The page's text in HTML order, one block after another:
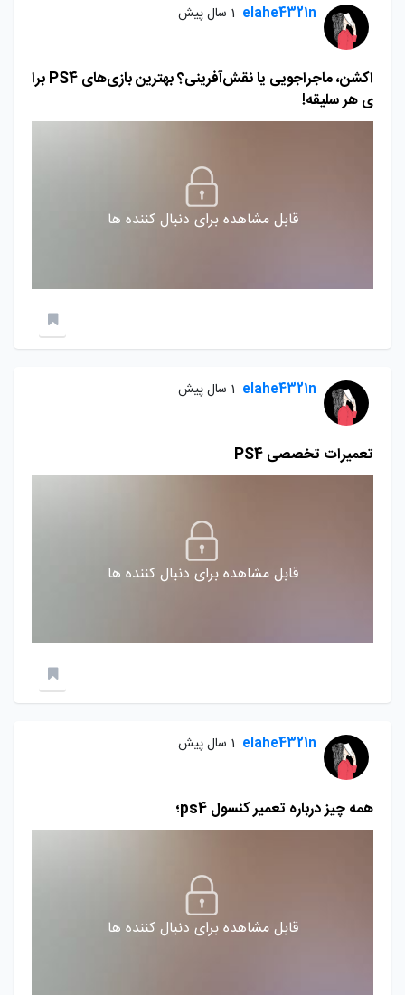
elahe4321n 1 سال پیش
اکشن، ماجراجویی یا نقش‌آفرینی؟ بهترین بازی‌های PS4 برا
ی هر سلیقه!
قابل مشاهده برای دنبال کننده ها
elahe4321n 1 سال پیش
تعمیرات تخصصی PS4
قابل مشاهده برای دنبال کننده ها
elahe4321n 1 سال پیش
همه چیز درباره تعمیر کنسول ps4؛
قابل مشاهده برای دنبال کننده ها